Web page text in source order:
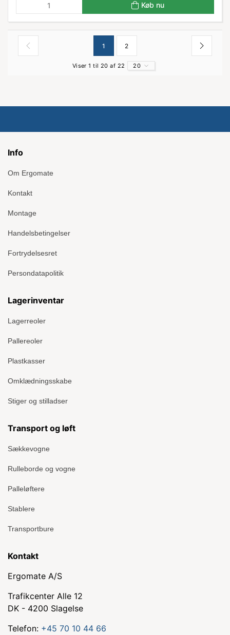
Køb nu
1 2
Viser 1 til 20 af 22 20
Info
Om Ergomate
Kontakt
Montage
Handelsbetingelser
Fortrydelsesret
Persondatapolitik
Lagerinventar
Lagerreoler
Pallereoler
Plastkasser
Omklædningsskabe
Stiger og stilladser
Transport og løft
Sækkevogne
Rulleborde og vogne
Palleløftere
Stablere
Transportbure
Kontakt
Ergomate A/S
Trafikcenter Alle 12
DK - 4200 Slagelse
Telefon: +45 70 10 44 66